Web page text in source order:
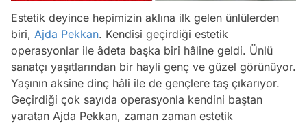
Estetik deyince hepimizin aklına ilk gelen ünlülerden
biri, Ajda Pekkan. Kendisi geçirdiği estetik
operasyonlar ile âdeta başka biri hâline geldi. Ünlü
sanatçı yaşıtlarından bir hayli genç ve güzel görünüyor.
Yaşının aksine dinç hâli ile de gençlere taş çıkarıyor.
Geçirdiği çok sayıda operasyonla kendini baştan
yaratan Ajda Pekkan, zaman zaman estetik